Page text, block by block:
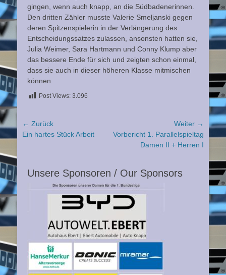
gingen, wenn auch knapp, an die Südbadenerinnen.
Den dritten Zähler musste Valerie Smeljanski gegen
deren Spitzenspielerin in der Verlängerung des
Entscheidungssatzes zulassen, ansonsten hatten sie,
Julia Weimer, Sara Hartmann und Conny Klump aber
das bessere Ende für sich und zeigten schon einmal,
dass sie auch in dieser höheren Klasse mitmischen
können.
Post Views: 3.096
Beitragsnavigation
← Zurück
Vorheriger
Ein hartes Stück Arbeit
Weiter →
Nächster
Vorbericht 1. Parallelspieltag
Damen II + Herren I
Unsere Sponsoren / Our Sponsors